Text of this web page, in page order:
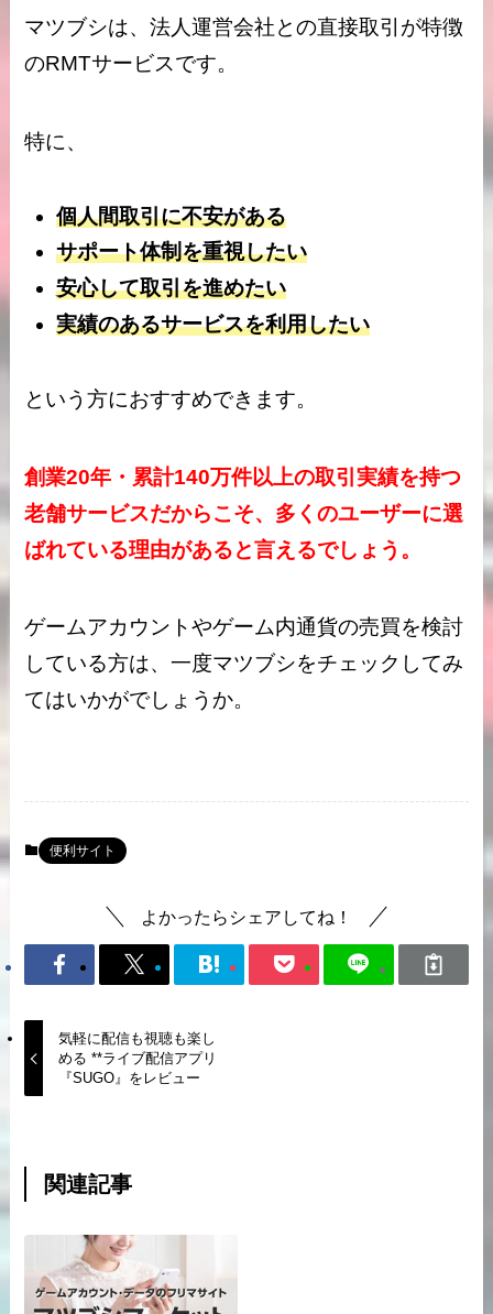
マツブシは、法人運営会社との直接取引が特徴
のRMTサービスです。
特に、
個人間取引に不安がある
サポート体制を重視したい
安心して取引を進めたい
実績のあるサービスを利用したい
という方におすすめできます。
創業20年・累計140万件以上の取引実績を持つ
老舗サービスだからこそ、多くのユーザーに選
ばれている理由があると言えるでしょう。
ゲームアカウントやゲーム内通貨の売買を検討
している方は、一度マツブシをチェックしてみ
てはいかがでしょうか。
便利サイト
よかったらシェアしてね！
気軽に配信も視聴も楽し
める **ライブ配信アプリ
『SUGO』をレビュー
関連記事